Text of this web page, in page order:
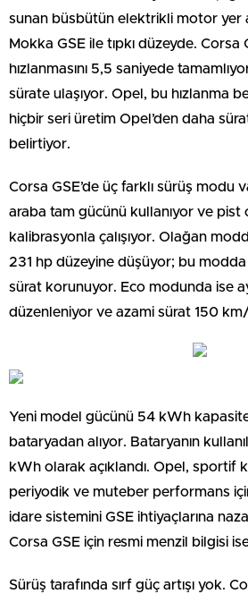
sunan büsbütün elektrikli motor yer
Mokka GSE ile tıpkı düzeyde.
hızlanmasını 5,5 saniyede
sürate ulaşıyor. Opel, bu hızlanma
hiçbir seri üretim Opel’den daha
belirtiyor.
Corsa GSE’de üç farklı sürüş modu
araba tam gücünü kullanıyor ve pist
kalibrasyonla çalışıyor. Olağan
231 hp düzeyine düşüyor; bu
sürat korunuyor. Eco modunda ise
düzenleniyor ve azami sürat 150 km/s
Yeni model gücünü 54 kWh
bataryadan alıyor. Bataryanın
kWh olarak açıklandı. Opel, sportif
periyodik ve muteber performans
idare sistemini GSE ihtiyaçlarına
Corsa GSE için resmi menzil bilgisi
Sürüş tarafında sırf güç artışı yok.